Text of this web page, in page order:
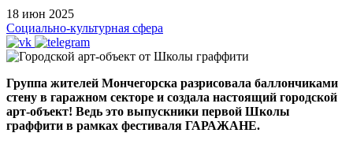
18 июн 2025
Социально-культурная сфера
Группа жителей Мончегорска разрисовала баллончиками
стену в гаражном секторе и создала настоящий городской
арт-объект! Ведь это выпускники первой Школы
граффити в рамках фестиваля ГАРАЖАНЕ.